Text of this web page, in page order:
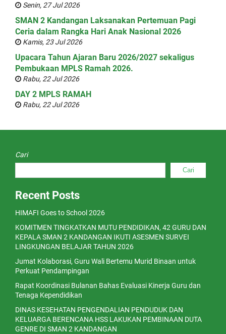
Senin, 27 Jul 2026
SMAN 2 Kandangan Laksanakan Pertemuan Pagi
Ceria dalam Rangka Hari Anak Nasional 2026
Kamis, 23 Jul 2026
Upacara Tahun Ajaran Baru 2026/2027 sekaligus
Pembukaan MPLS Ramah 2026.
Rabu, 22 Jul 2026
DAY 2 MPLS RAMAH
Rabu, 22 Jul 2026
Cari
Cari
Recent Posts
HIMAFI Goes to School 2026
KOMITMEN TINGKATKAN MUTU PENDIDIKAN, 42 GURU DAN
KEPALA SMAN 2 KANDANGAN IKUTI ASESMEN SURVEI
LINGKUNGAN BELAJAR TAHUN 2026
Jumat Kolaborasi, Guru Wali Bertemu Murid Binaan untuk
Perkuat Pendampingan
Rapat Koordinasi Bulanan Bahas Evaluasi Kinerja Guru dan
Tenaga Kependidikan
DINAS KESEHATAN PENGENDALIAN PENDUDUK DAN
KELUARGA BERENCANA HSS LAKUKAN PEMBINAAN DUTA
GENRE DI SMAN 2 KANDANGAN